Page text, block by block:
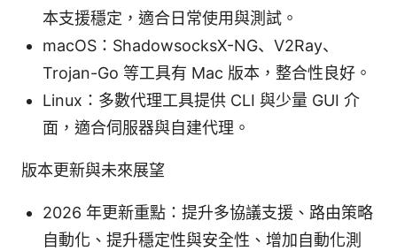
本支援穩定，適合日常使用與測試。
macOS：ShadowsocksX-NG、V2Ray、
Trojan-Go 等工具有 Mac 版本，整合性良好。
Linux：多數代理工具提供 CLI 與少量 GUI 介
面，適合伺服器與自建代理。
版本更新與未來展望
2026 年更新重點：提升多協議支援、路由策略
自動化、提升穩定性與安全性、增加自動化測